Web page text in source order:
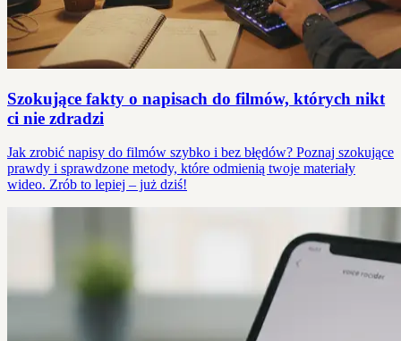
Szokujące fakty o napisach do filmów, których nikt
ci nie zdradzi
Jak zrobić napisy do filmów szybko i bez błędów? Poznaj szokujące
prawdy i sprawdzone metody, które odmienią twoje materiały
wideo. Zrób to lepiej – już dziś!